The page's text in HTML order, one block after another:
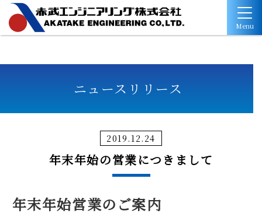
Menu
ニュースリリース
2019.12.24
年末年始の営業につきまして
年末年始営業のご案内